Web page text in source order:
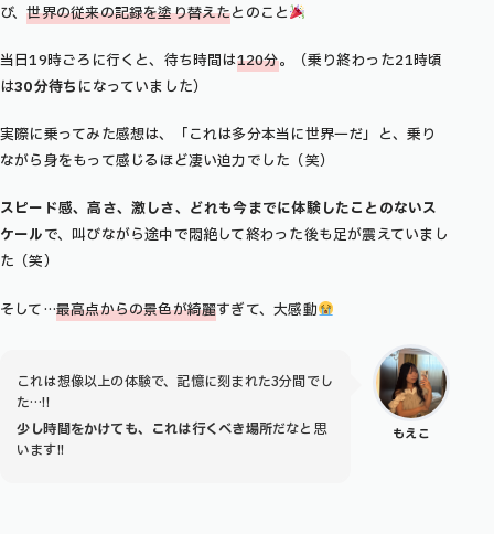
び、世界の従来の記録を塗り替えたとのこと
当日19時ごろに行くと、待ち時間は120分。（乗り終わった21時頃
は30分待ち になっていました）
実際に乗ってみた感想は、「これは多分本当に世界一だ」と、乗り
ながら身をもって感じるほど凄い迫力でした（笑）
スピード感、高さ、激しさ、どれも今までに体験したことのないス
ケールで、叫びながら途中で悶絶して終わった後も足が震えていまし
た（笑）
そして…最高点からの景色が綺麗すぎて、大感動
もえこ
これは想像以上の体験で、記憶に刻まれた3分間でし
た…!!
少し時間をかけても、これは行くべき場所だなと思
います!!